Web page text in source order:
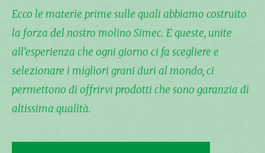
Ecco le materie prime sulle quali abbiamo costruito
la forza del nostro molino Simec. E queste, unite
all’esperienza che ogni giorno ci fa scegliere e
selezionare i migliori grani duri al mondo, ci
permettono di offrirvi prodotti che sono garanzia di
altissima qualità.